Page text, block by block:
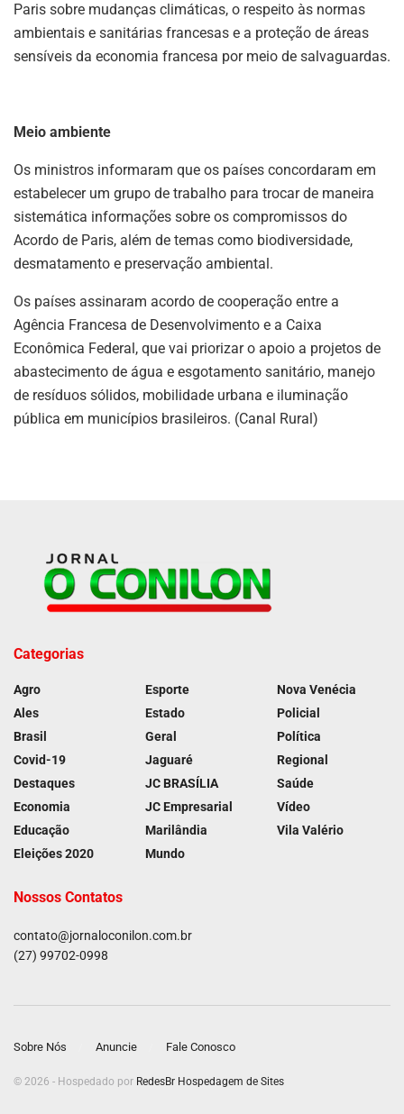
Paris sobre mudanças climáticas, o respeito às normas
ambientais e sanitárias francesas e a proteção de áreas
sensíveis da economia francesa por meio de salvaguardas.
Meio ambiente
Os ministros informaram que os países concordaram em
estabelecer um grupo de trabalho para trocar de maneira
sistemática informações sobre os compromissos do
Acordo de Paris, além de temas como biodiversidade,
desmatamento e preservação ambiental.
Os países assinaram acordo de cooperação entre a
Agência Francesa de Desenvolvimento e a Caixa
Econômica Federal, que vai priorizar o apoio a projetos de
abastecimento de água e esgotamento sanitário, manejo
de resíduos sólidos, mobilidade urbana e iluminação
pública em municípios brasileiros. (Canal Rural)
Categorias
Agro
Ales
Brasil
Covid-19
Destaques
Economia
Educação
Eleições 2020
Esporte
Estado
Geral
Jaguaré
JC BRASÍLIA
JC Empresarial
Marilândia
Mundo
Nova Venécia
Policial
Política
Regional
Saúde
Vídeo
Vila Valério
Nossos Contatos
contato@jornaloconilon.com.br
(27) 99702-0998
Sobre Nós Anuncie Fale Conosco
© 2026 - Hospedado por RedesBr Hospedagem de Sites